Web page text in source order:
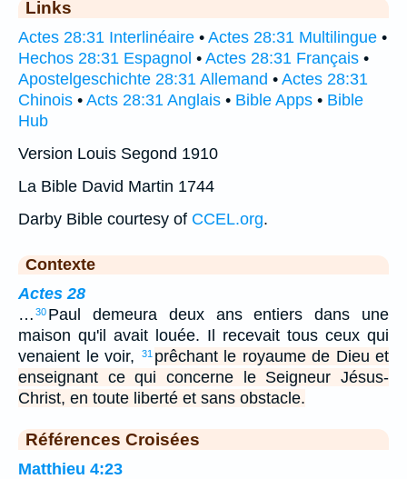
Links
Actes 28:31 Interlinéaire • Actes 28:31 Multilingue •
Hechos 28:31 Espagnol • Actes 28:31 Français •
Apostelgeschichte 28:31 Allemand • Actes 28:31
Chinois • Acts 28:31 Anglais • Bible Apps • Bible
Hub
Version Louis Segond 1910
La Bible David Martin 1744
Darby Bible courtesy of CCEL.org.
Contexte
Actes 28
… 30 Paul demeura deux ans entiers dans une
maison qu'il avait louée. Il recevait tous ceux qui
venaient le voir,
31 prêchant le royaume de Dieu et
enseignant ce qui concerne le Seigneur Jésus-
Christ, en toute liberté et sans obstacle.
Références Croisées
Matthieu 4:23